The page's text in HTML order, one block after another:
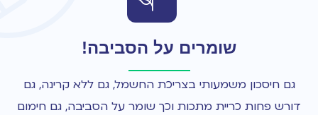
שומרים על הסביבה!
גם חיסכון משמעותי בצריכת החשמל, גם ללא קרינה, גם
דורש פחות כריית מתכות וכך שומר על הסביבה, גם חימום